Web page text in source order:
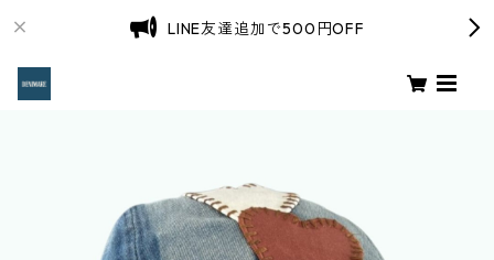
LINE友達追加で500円OFF